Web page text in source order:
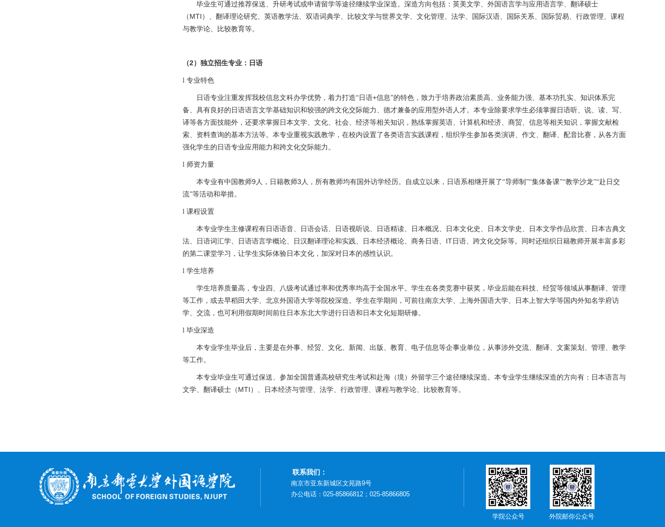
毕业生可通过推荐保送、升研考试或申请留学等途径继续学业深造。深造方向包括：英美文学、外国语言学与应用语言学、翻译硕士
（ MTI ）、翻译理论研究、英语教学法、双语词典学、比较文学与世界文学、文化管理、法学、国际汉语、国际关系、国际贸易、行政管理、课程
与教学论、比较教育等。
（2）独立招生专业：日语
l 专业特色
日语专业注重发挥我校信息文科办学优势，着力打造“日语+信息”的特色，致力于培养政治素质高、业务能力强、基本功扎实、知识体系完
备、具有良好的日语语言文学基础知识和较强的跨文化交际能力、德才兼备的应用型外语人才。本专业除要求学生必须掌握日语听、说、读、写、
译等各方面技能外，还要求掌握日本文学、文化、社会、经济等相关知识，熟练掌握英语、计算机和经济、商贸、信息等相关知识，掌握文献检
索、资料查询的基本方法等。本专业重视实践教学，在校内设置了各类语言实践课程，组织学生参加各类演讲、作文、翻译、配音比赛，从各方面
强化学生的日语专业应用能力和跨文化交际能力。
l 师资力量
本专业有中国教师9 人，日籍教师3 人，所有教师均有国外访学经历。自成立以来，日语系相继开展了“导师制”“集体备课”“教学沙龙”“赴日交
流”等活动和举措。
l 课程设置
本专业学生主修课程有日语语音、日语会话、日语视听说、日语精读、日本概况、日本文化史、日本文学史、日本文学作品欣赏、日本古典文
法、日语词汇学、日语语言学概论、日汉翻译理论和实践、日本经济概论、商务日语、 IT 日语、跨文化交际等。同时还组织日籍教师开展丰富多彩
的第二课堂学习，让学生实际体验日本文化，加深对日本的感性认识。
l 学生培养
学生培养质量高，专业四、八级考试通过率和优秀率均高于全国水平。学生在各类竞赛中获奖，毕业后能在科技、经贸等领域从事翻译、管理
等工作，或去早稻田大学、北京外国语大学等院校深造。学生在学期间，可前往南京大学、上海外国语大学、日本上智大学等国内外知名学府访
学、交流，也可利用假期时间前往日本东北大学进行日语和日本文化短期研修。
l 毕业深造
本专业学生毕业后，主要是在外事、经贸、文化、新闻、出版、教育、电子信息等企事业单位，从事涉外交流、翻译、文案策划、管理、教学
等工作。
本专业毕业生可通过保送、参加全国普通高校研究生考试和赴海（境）外留学三个途径继续深造。本专业学生继续深造的方向有：日本语言与
文学、翻译硕士（ MTI ）、日本经济与管理、法学、行政管理、课程与教学论、比较教育等。
联系我们：
南京市亚东新城区文苑路9号
办公电话：025-85866812；025-85866805
外院邮你公众号
学院公众号